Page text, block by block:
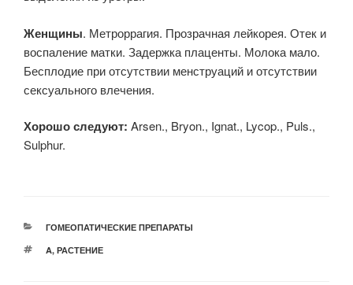
Женщины. Метроррагия. Прозрачная лейкорея. Отек и
воспаление матки. Задержка плаценты. Молока мало.
Бесплодие при отсутствии менструаций и отсутствии
сексуального влечения.
Хорошо следуют: Arsen., Bryon., Ignat., Lycop., Puls.,
Sulphur.
РУБРИКИ
ГОМЕОПАТИЧЕСКИЕ ПРЕПАРАТЫ
МЕТКИ
A, РАСТЕНИЕ